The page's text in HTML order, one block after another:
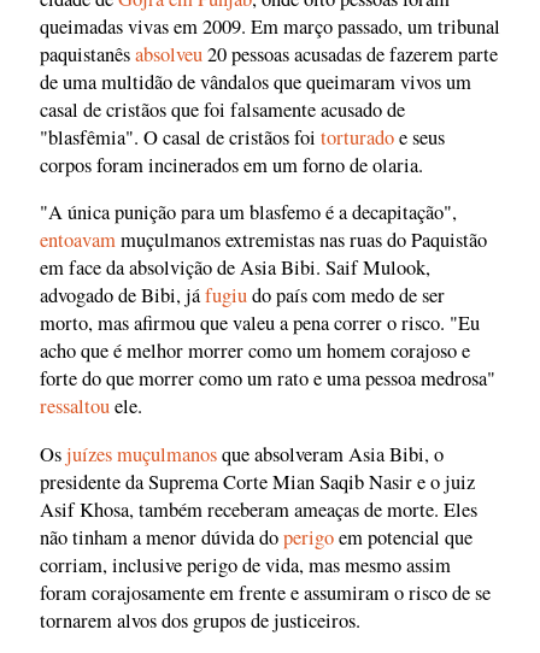
queimadas vivas em 2009. Em março passado, um tribunal
paquistanêsabsolveu20 pessoas acusadas de fazerem parte
de uma multidão de vândalos que queimaram vivos um
casal de cristãos que foi falsamente acusado de
"blasfêmia". O casal de cristãos foi torturadoe seus
corpos foram incinerados em um forno de olaria.
"A única punição para um blasfemo é a decapitação",
entoavammuçulmanos extremistas nas ruas do Paquistão
em face da absolvição de Asia Bibi. Saif Mulook,
advogado de Bibi, jáfugiudo país com medo de ser
morto, mas afirmou que valeu a pena correr o risco. "Eu
acho que é melhor morrer como um homem corajoso e
forte do que morrer como um rato e uma pessoa medrosa"
ressaltouele.
Osjuízes muçulmanosque absolveram Asia Bibi, o
presidente da Suprema Corte Mian Saqib Nasir e o juiz
Asif Khosa, também receberam ameaças de morte. Eles
não tinham a menor dúvida doperigoem potencial que
corriam, inclusive perigo de vida, mas mesmo assim
foram corajosamente em frente e assumiram o risco de se
tornarem alvos dos grupos de justiceiros.